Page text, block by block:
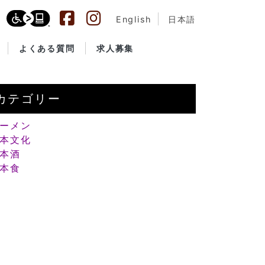
English 日本語
よくある質問 求人募集
テゴリー
メン
文化
酒
食